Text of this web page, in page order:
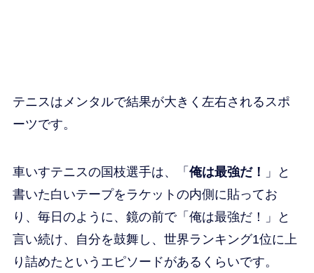
テニスはメンタルで結果が大きく左右されるスポ
ーツです。
車いすテニスの国枝選手は、「 俺は最強だ！
」と
書いた白いテープをラケットの内側に貼ってお
り、毎日のように、鏡の前で「俺は最強だ！」と
言い続け、自分を鼓舞し、世界ランキング1位に上
り詰めたというエピソードがあるくらいです。